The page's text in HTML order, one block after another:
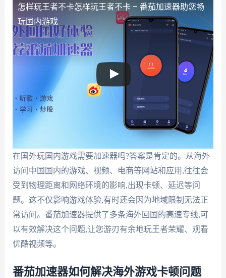
怎样玩王者不卡怎样玩王者不卡 – 番茄加速器助您畅
玩国内游戏
在国外玩国内游戏需要加速器吗?答案是肯定的。从海外
访问中国国内的游戏、视频、电商等网站和应用,往往会
受到物理距离和网络环境的影响,出现卡顿、延迟等问
题。这不仅影响游戏体验,有时还会因为地域限制无法正
常访问。番茄加速器提供了多条海外回国的高速专线,可
以有效解决这个问题,让您游刃有余地玩王者荣耀、观看
优酷视频等。
番茄加速器如何解决海外游戏卡顿问题